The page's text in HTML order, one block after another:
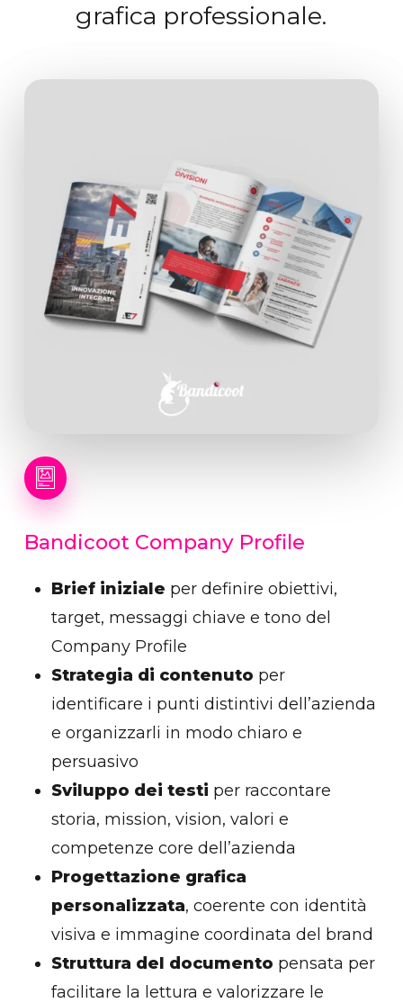
grafica professionale.
Bandicoot Company Profile
Brief iniziale per definire obiettivi,
target, messaggi chiave e tono del
Company Profile
Strategia di contenuto per
identificare i punti distintivi dell’azienda
e organizzarli in modo chiaro e
persuasivo
Sviluppo dei testi per raccontare
storia, mission, vision, valori e
competenze core dell’azienda
Progettazione grafica
personalizzata, coerente con identità
visiva e immagine coordinata del brand
Struttura del documento pensata per
facilitare la lettura e valorizzare le